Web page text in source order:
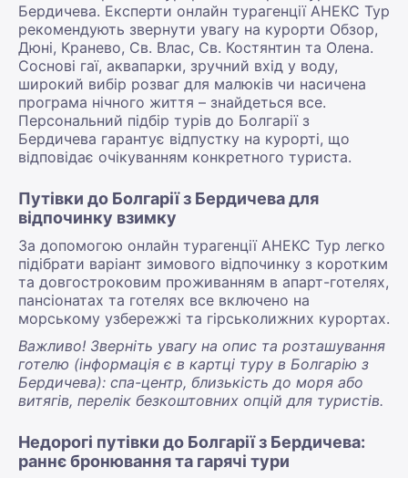
Бердичева. Експерти онлайн турагенції АНЕКС Тур
рекомендують звернути увагу на курорти Обзор,
Дюні, Кранево, Св. Влас, Св. Костянтин та Олена.
Соснові гаї, аквапарки, зручний вхід у воду,
широкий вибір розваг для малюків чи насичена
програма нічного життя – знайдеться все.
Персональний підбір турів до Болгарії з
Бердичева гарантує відпустку на курорті, що
відповідає очікуванням конкретного туриста.
Путівки до Болгарії з Бердичева для
відпочинку взимку
За допомогою онлайн турагенції АНЕКС Тур легко
підібрати варіант зимового відпочинку з коротким
та довгостроковим проживанням в апарт-готелях,
пансіонатах та готелях все включено на
морському узбережжі та гірськолижних курортах.
Важливо! Зверніть увагу на опис та розташування
готелю (інформація є в картці туру в Болгарію з
Бердичева): спа-центр, близькість до моря або
витягів, перелік безкоштовних опцій для туристів.
Недорогі путівки до Болгарії з Бердичева:
раннє бронювання та гарячі тури